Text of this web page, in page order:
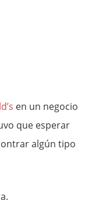
en un negocio
que esperar
algún tipo